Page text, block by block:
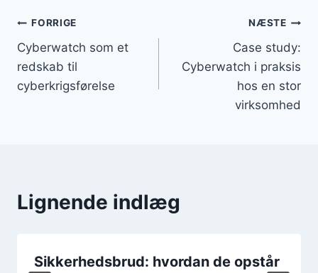
Indlægsnavigation
FORRIGE
Cyberwatch som et
redskab til
cyberkrigsførelse
NÆSTE
Case study:
Cyberwatch i praksis
hos en stor
virksomhed
Lignende indlæg
Sikkerhedsbrud: hvordan de opstår